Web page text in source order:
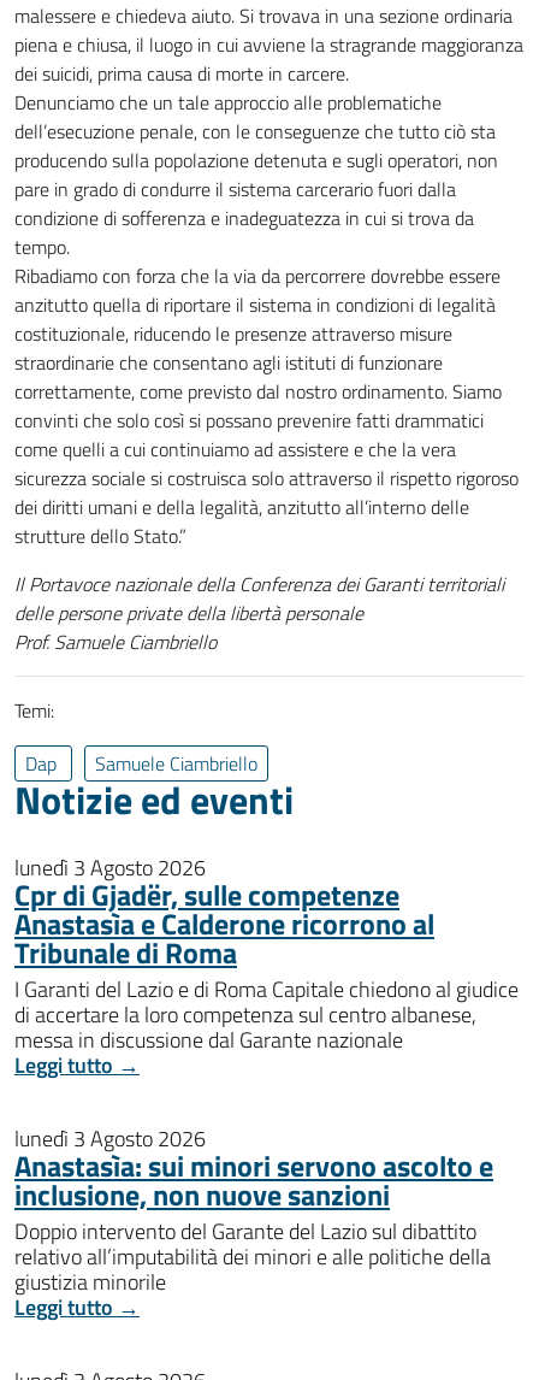
malessere e chiedeva aiuto. Si trovava in una sezione ordinaria
piena e chiusa, il luogo in cui avviene la stragrande maggioranza
dei suicidi, prima causa di morte in carcere.
Denunciamo che un tale approccio alle problematiche
dell’esecuzione penale, con le conseguenze che tutto ciò sta
producendo sulla popolazione detenuta e sugli operatori, non
pare in grado di condurre il sistema carcerario fuori dalla
condizione di sofferenza e inadeguatezza in cui si trova da
tempo.
Ribadiamo con forza che la via da percorrere dovrebbe essere
anzitutto quella di riportare il sistema in condizioni di legalità
costituzionale, riducendo le presenze attraverso misure
straordinarie che consentano agli istituti di funzionare
correttamente, come previsto dal nostro ordinamento. Siamo
convinti che solo così si possano prevenire fatti drammatici
come quelli a cui continuiamo ad assistere e che la vera
sicurezza sociale si costruisca solo attraverso il rispetto rigoroso
dei diritti umani e della legalità, anzitutto all’interno delle
strutture dello Stato.”
Il Portavoce nazionale della Conferenza dei Garanti territoriali
delle persone private della libertà personale
Prof. Samuele Ciambriello
Temi:
Dap
Samuele Ciambriello
Notizie ed eventi
lunedì 3 Agosto 2026
Cpr di Gjadër, sulle competenze
Anastasìa e Calderone ricorrono al
Tribunale di Roma
I Garanti del Lazio e di Roma Capitale chiedono al giudice
di accertare la loro competenza sul centro albanese,
messa in discussione dal Garante nazionale
Leggi tutto →
lunedì 3 Agosto 2026
Anastasìa: sui minori servono ascolto e
inclusione, non nuove sanzioni
Doppio intervento del Garante del Lazio sul dibattito
relativo all’imputabilità dei minori e alle politiche della
giustizia minorile
Leggi tutto →